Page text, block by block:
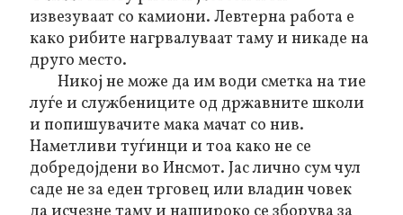
извезуваат со камиони. Левтерна работа е
како рибите нагрвалуваат таму и никаде на
друго место.
Никој не може да им води сметка на тие
луѓе и службениците од државните школи
и попишувачите мака мачат со нив.
Наметливи туѓинци и тоа како не се
добредојдени во Инсмот. Јас лично сум чул
саде не за еден трговец или владин човек